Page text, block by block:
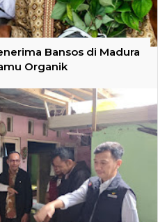
Bansos di Madura
Organik